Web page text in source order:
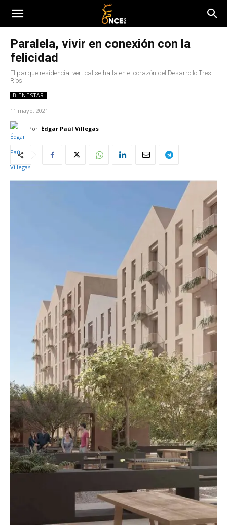
Paralela, vivir en conexión con la
felicidad
El parque residencial vertical se halla en el corazón del Desarrollo Tres
Ríos
BIENESTAR
11 mayo, 2021
Por: Édgar Paúl Villegas